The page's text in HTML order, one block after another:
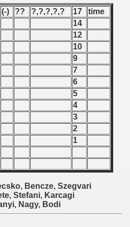
(-) ?? ?,?,?,?,? 17
time
14
12
10
9
7
6
5
4
3
2
1
Bencze, Szegvari
Stefani, Karcagi
Nagy, Bodi